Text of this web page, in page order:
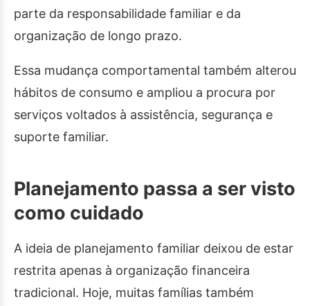
parte da responsabilidade familiar e da
organização de longo prazo.
Essa mudança comportamental também alterou
hábitos de consumo e ampliou a procura por
serviços voltados à assistência, segurança e
suporte familiar.
Planejamento passa a ser visto
como cuidado
A ideia de planejamento familiar deixou de estar
restrita apenas à organização financeira
tradicional. Hoje, muitas famílias também